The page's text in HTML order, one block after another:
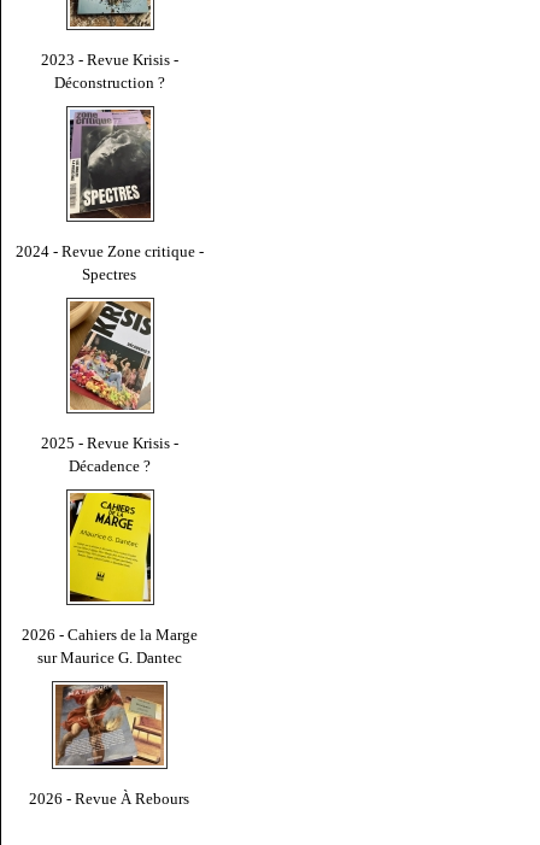
2023 - Revue Krisis -
Déconstruction ?
2024 - Revue Zone critique -
Spectres
2025 - Revue Krisis -
Décadence ?
2026 - Cahiers de la Marge
sur Maurice G. Dantec
2026 - Revue À Rebours